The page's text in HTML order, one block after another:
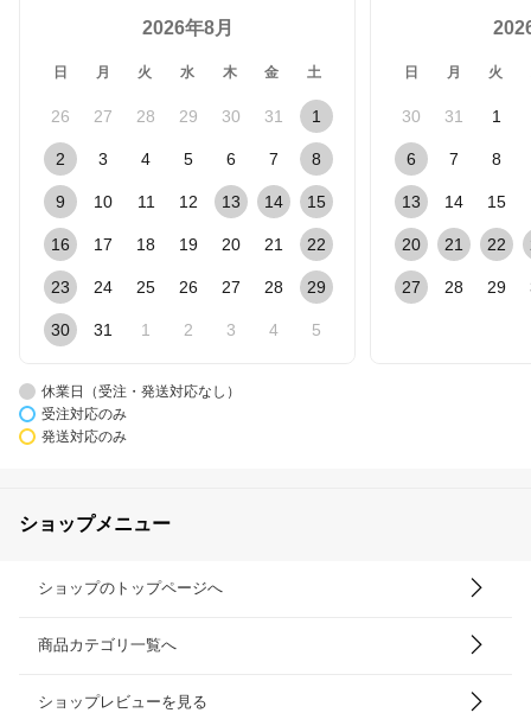
2026年8月
日 月 火 水 木 金 土
26 27 28 29 30 31 1
2 3 4 5 6 7 8
9 10 11 12 13 14 15
16 17 18 19 20 21 22
23 24 25 26 27 28 29
30 31 1 2 3 4 5
日 月 火
30 31 1
6 7 8
13 14 15
20 21 22
27 28 29
休業日（受注・発送対応なし）
受注対応のみ
発送対応のみ
ショップメニュー
ショップのトップページへ
商品カテゴリ一覧へ
ショップレビューを見る